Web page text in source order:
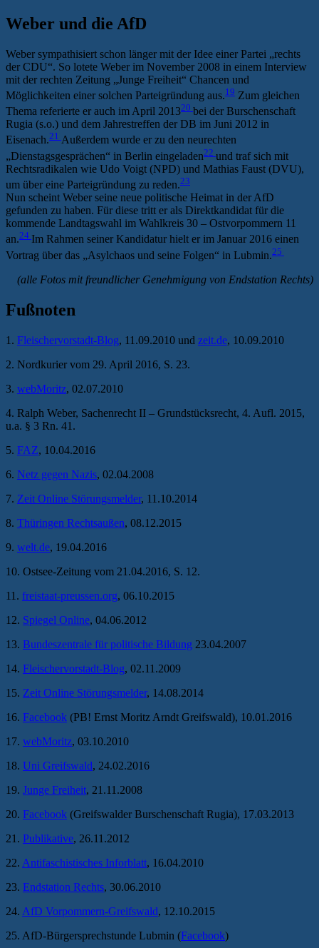
Weber und die AfD
Weber sympathisiert schon länger mit der Idee einer Partei „rechts
der CDU“. So lotete Weber im November 2008 in einem Interview
mit der rechten Zeitung „Junge Freiheit“ Chancen und
Möglichkeiten einer solchen Parteigründung aus.19 Zum gleichen
Thema referierte er auch im April 201320 bei der Burschenschaft
Rugia (s.o.) und dem Jahrestreffen der DB im Juni 2012 in
Eisenach.21 Außerdem wurde er zu den neurechten
„Dienstagsgesprächen“ in Berlin eingeladen22 und traf sich mit
Rechtsradikalen wie Udo Voigt (NPD) und Mathias Faust (DVU),
um über eine Parteigründung zu reden.23
Nun scheint Weber seine neue politische Heimat in der AfD
gefunden zu haben. Für diese tritt er als Direktkandidat für die
kommende Landtagswahl im Wahlkreis 30 – Ostvorpommern 11
an.24 Im Rahmen seiner Kandidatur hielt er im Januar 2016 einen
Vortrag über das „Asylchaos und seine Folgen“ in Lubmin.25
(alle Fotos mit freundlicher Genehmigung von Endstation Rechts)
Fußnoten
1. Fleischervorstadt-Blog, 11.09.2010 und zeit.de, 10.09.2010
2. Nordkurier vom 29. April 2016, S. 23.
3. webMoritz, 02.07.2010
4. Ralph Weber, Sachenrecht II – Grundstücksrecht, 4. Aufl. 2015,
u.a. § 3 Rn. 41.
5. FAZ, 10.04.2016
6. Netz gegen Nazis, 02.04.2008
7. Zeit Online Störungsmelder, 11.10.2014
8. Thüringen Rechtsaußen, 08.12.2015
9. welt.de, 19.04.2016
10. Ostsee-Zeitung vom 21.04.2016, S. 12.
11. freistaat-preussen.org, 06.10.2015
12. Spiegel Online, 04.06.2012
13. Bundeszentrale für politische Bildung 23.04.2007
14. Fleischervorstadt-Blog, 02.11.2009
15. Zeit Online Störungsmelder, 14.08.2014
16. Facebook (PB! Ernst Moritz Arndt Greifswald), 10.01.2016
17. webMoritz, 03.10.2010
18. Uni Greifswald, 24.02.2016
19. Junge Freiheit, 21.11.2008
20. Facebook (Greifswalder Burschenschaft Rugia), 17.03.2013
21. Publikative, 26.11.2012
22. Antifaschistisches Inforblatt, 16.04.2010
23. Endstation Rechts, 30.06.2010
24. AfD Vorpommern-Greifswald, 12.10.2015
25. AfD-Bürgersprechstunde Lubmin (Facebook)